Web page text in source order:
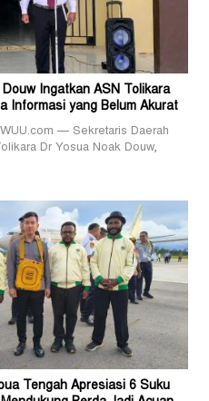
Ingatkan ASN Tolikara
Informasi yang Belum Akurat
— Sekretaris Daerah
Dr Yosua Noak Douw,
Tengah Apresiasi 6 Suku